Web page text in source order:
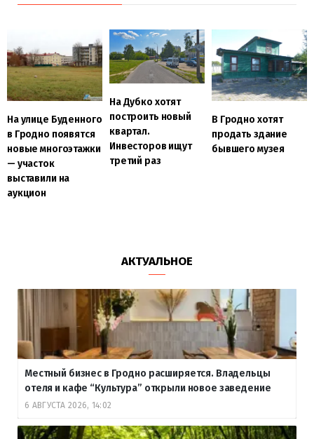
На улице Буденного
в Гродно появятся
новые многоэтажки
— участок
выставили на
аукцион
На Дубко хотят
построить новый
квартал.
Инвесторов ищут
третий раз
В Гродно хотят
продать здание
бывшего музея
АКТУАЛЬНОЕ
Местный бизнес в Гродно расширяется. Владельцы
отеля и кафе “Культура” открыли новое заведение
6 АВГУСТА 2026, 14:02